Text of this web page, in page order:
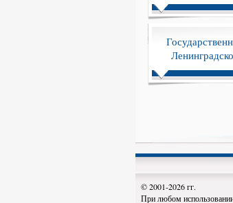
© 2001-2026 гг.
При любом использовании